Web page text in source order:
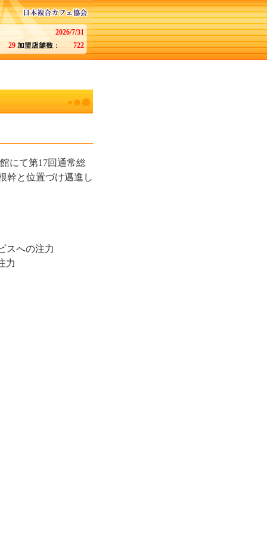
2026/7/31
29
722
にて第17回通常総
幹と位置づけ邁進し
スへの注力
力